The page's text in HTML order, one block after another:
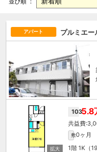
アパート プルミエー
1035.8
敷0ヶ月
1階 1K（